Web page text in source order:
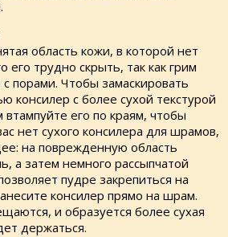
область кожи, в которой нет
его трудно скрыть, так как грим
порами. Чтобы замаскировать
консилер с более сухой текстурой
его по краям, чтобы
нет сухого консилера для шрамов,
на поврежденную область
а затем немного рассыпчатой
пудре закрепиться на
консилер прямо на шрам.
и образуется более сухая
держаться.